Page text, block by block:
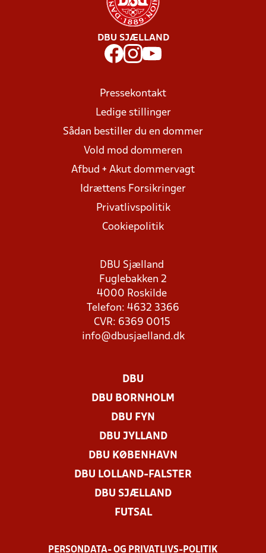
DBU SJÆLLAND
Pressekontakt
Ledige stillinger
Sådan bestiller du en dommer
Vold mod dommeren
Afbud + Akut dommervagt
Idrættens Forsikringer
Privatlivspolitik
Cookiepolitik
DBU Sjælland
Fuglebakken 2
4000 Roskilde
Telefon: 4632 3366
CVR: 6369 0015
info@dbusjaelland.dk
DBU
DBU BORNHOLM
DBU FYN
DBU JYLLAND
DBU KØBENHAVN
DBU LOLLAND-FALSTER
DBU SJÆLLAND
FUTSAL
PERSONDATA- OG PRIVATLIVS-POLITIK